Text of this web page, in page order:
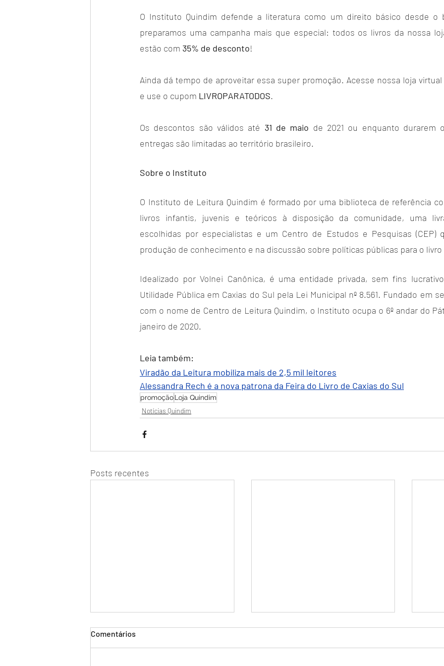
O Instituto Quindim defende a literatura como um direito básico desde o
preparamos uma campanha mais que especial: todos os livros da nossa
estão com 35% de desconto!
Ainda dá tempo de aproveitar essa super promoção. Acesse nossa loja virtual
e use o cupom LIVROPARATODOS.
Os descontos são válidos até 31 de maio de 2021 ou enquanto durarem
entregas são limitadas ao território brasileiro.
Sobre o Instituto
O Instituto de Leitura Quindim é formado por uma biblioteca de referência
livros infantis, juvenis e teóricos à disposição da comunidade, uma
escolhidas por especialistas e um Centro de Estudos e Pesquisas (CEP)
produção de conhecimento e na discussão sobre políticas públicas para o
Idealizado por Volnei Canônica, é uma entidade privada, sem fins
Utilidade Pública em Caxias do Sul pela Lei Municipal nº 8.561. Fundado em
com o nome de Centro de Leitura Quindim, o Instituto ocupa o 6º andar do
janeiro de 2020.
Leia também:
Viradão da Leitura mobiliza mais de 2,5 mil leitores
Alessandra Rech é a nova patrona da Feira do Livro de Caxias do Sul
promoçãoLoja Quindim
Notícias Quindim
Posts recentes
Comentários